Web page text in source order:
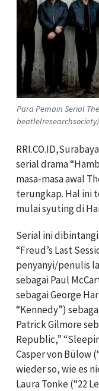
Para Pemain Serial
beatlelresearchsociety)
serial drama
masa-masa awal
terungkap. Hal ini
mulai syuting di
Serial ini dibintangi
“Freud’s Last
penyanyi/penulis
sebagai Paul
sebagai George
“Kennedy”)
Patrick Gilmore
Republic,”
Casper von Bülow
wieder so, wie es
Laura Tonke (“22